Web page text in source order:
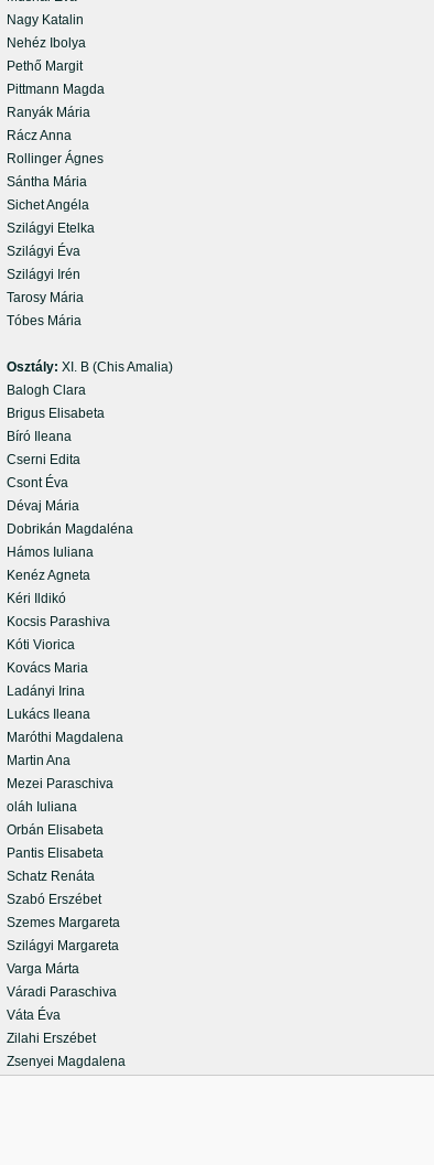
Nagy Katalin
Nehéz Ibolya
Pethő Margit
Pittmann Magda
Ranyák Mária
Rácz Anna
Rollinger Ágnes
Sántha Mária
Sichet Angéla
Szilágyi Etelka
Szilágyi Éva
Szilágyi Irén
Tarosy Mária
Tóbes Mária
Osztály: XI. B (Chis Amalia)
Balogh Clara
Brigus Elisabeta
Bíró Ileana
Cserni Edita
Csont Éva
Dévaj Mária
Dobrikán Magdaléna
Hámos Iuliana
Kenéz Agneta
Kéri Ildikó
Kocsis Parashiva
Kóti Viorica
Kovács Maria
Ladányi Irina
Lukács Ileana
Maróthi Magdalena
Martin Ana
Mezei Paraschiva
oláh Iuliana
Orbán Elisabeta
Pantis Elisabeta
Schatz Renáta
Szabó Erszébet
Szemes Margareta
Szilágyi Margareta
Varga Márta
Váradi Paraschiva
Váta Éva
Zilahi Erszébet
Zsenyei Magdalena